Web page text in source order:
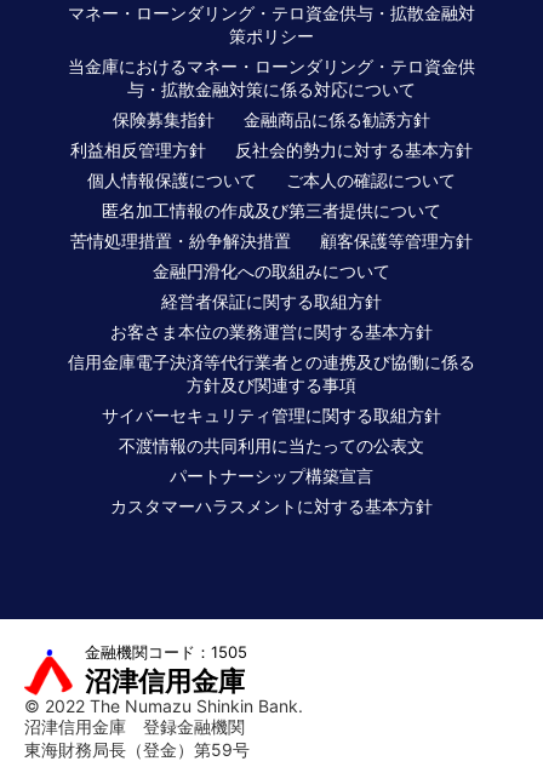
マネー・ローンダリング・テロ資金供与・拡散金融対
策ポリシー
当金庫におけるマネー・ローンダリング・テロ資金供
与・拡散金融対策に係る対応について
保険募集指針
金融商品に係る勧誘方針
利益相反管理方針
反社会的勢力に対する基本方針
個人情報保護について
ご本人の確認について
匿名加工情報の作成及び第三者提供について
苦情処理措置・紛争解決措置
顧客保護等管理方針
金融円滑化への取組みについて
経営者保証に関する取組方針
お客さま本位の業務運営に関する基本方針
信用金庫電子決済等代行業者との連携及び協働に係る
方針及び関連する事項
サイバーセキュリティ管理に関する取組方針
不渡情報の共同利用に当たっての公表文
パートナーシップ構築宣言
カスタマーハラスメントに対する基本方針
金融機関コード：1505
沼津信用金庫
© 2022 The Numazu Shinkin Bank.
沼津信用金庫 登録金融機関
東海財務局長（登金）第59号